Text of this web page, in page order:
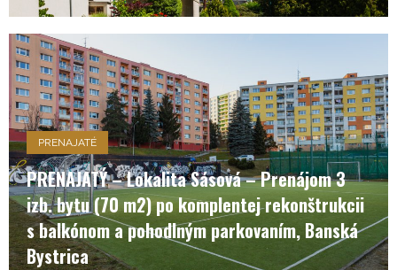
PRENAJATÉ
PRENAJATÝ – Lokalita Sásová – Prenájom 3
izb. bytu (70 m2) po komplentej rekonštrukcii
s balkónom a pohodlným parkovaním, Banská
Bystrica